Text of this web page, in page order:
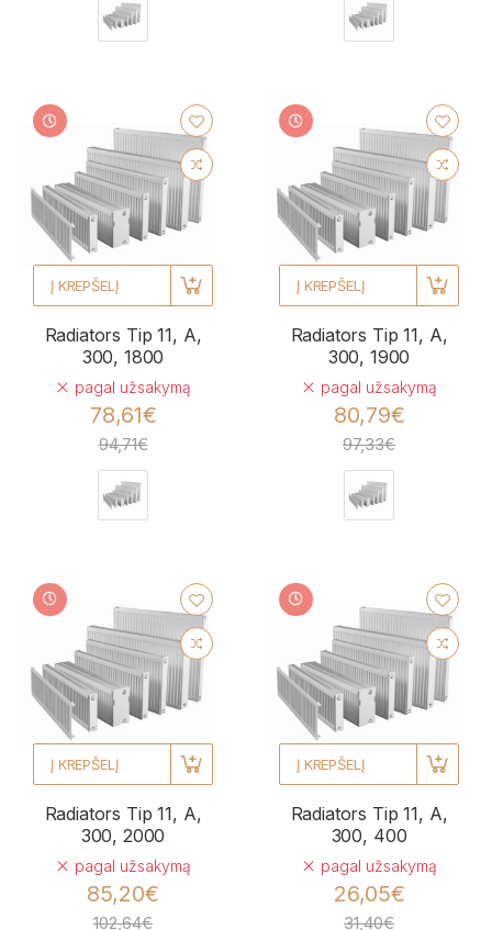
Į KREPŠELĮ
Radiators Tip 11, A,
300, 1800
pagal užsakymą
78,61€
94,71€
Į KREPŠELĮ
Radiators Tip 11, A,
300, 1900
pagal užsakymą
80,79€
97,33€
Į KREPŠELĮ
Radiators Tip 11, A,
300, 2000
pagal užsakymą
85,20€
102,64€
Į KREPŠELĮ
Radiators Tip 11, A,
300, 400
pagal užsakymą
26,05€
31,40€